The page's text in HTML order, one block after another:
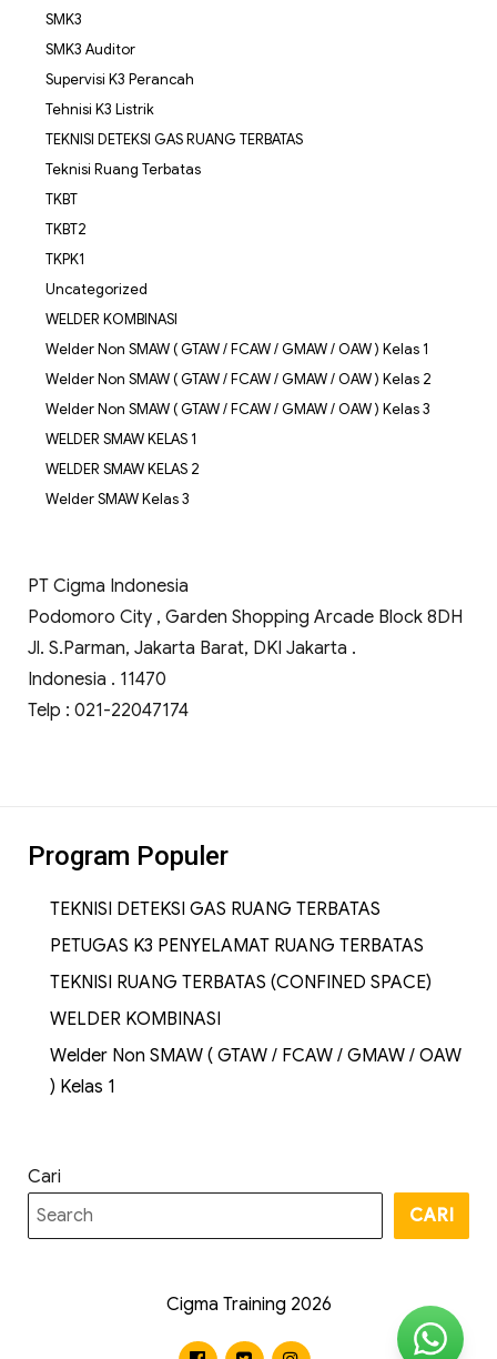
SMK3
SMK3 Auditor
Supervisi K3 Perancah
Tehnisi K3 Listrik
TEKNISI DETEKSI GAS RUANG TERBATAS
Teknisi Ruang Terbatas
TKBT
TKBT2
TKPK1
Uncategorized
WELDER KOMBINASI
Welder Non SMAW ( GTAW / FCAW / GMAW / OAW ) Kelas 1
Welder Non SMAW ( GTAW / FCAW / GMAW / OAW ) Kelas 2
Welder Non SMAW ( GTAW / FCAW / GMAW / OAW ) Kelas 3
WELDER SMAW KELAS 1
WELDER SMAW KELAS 2
Welder SMAW Kelas 3
PT Cigma Indonesia
Podomoro City , Garden Shopping Arcade Block 8DH
Jl. S.Parman, Jakarta Barat, DKI Jakarta .
Indonesia . 11470
Telp : 021-22047174
Program Populer
TEKNISI DETEKSI GAS RUANG TERBATAS
PETUGAS K3 PENYELAMAT RUANG TERBATAS
TEKNISI RUANG TERBATAS (CONFINED SPACE)
WELDER KOMBINASI
Welder Non SMAW ( GTAW / FCAW / GMAW / OAW
) Kelas 1
Cari
CARI
Cigma Training 2026